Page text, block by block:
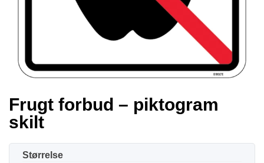
Frugt forbud – piktogram
skilt
Størrelse